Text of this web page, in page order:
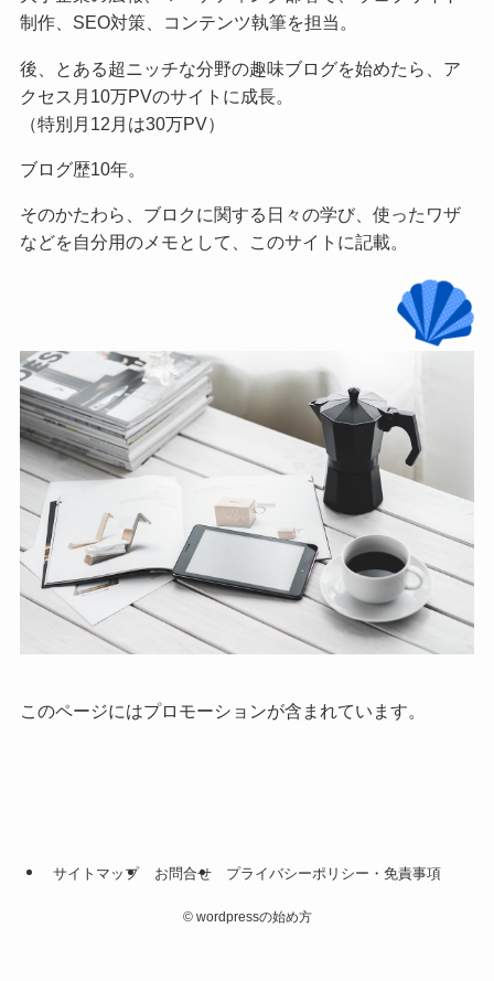
制作、SEO対策、コンテンツ執筆を担当。
後、とある超ニッチな分野の趣味ブログを始めたら、ア
クセス月10万PVのサイトに成長。
（特別月12月は30万PV）
ブログ歴10年。
そのかたわら、ブロクに関する日々の学び、使ったワザ
などを自分用のメモとして、このサイトに記載。
このページにはプロモーションが含まれています。
サイトマップ お問合せ プライバシーポリシー・免責事項
©wordpressの始め方